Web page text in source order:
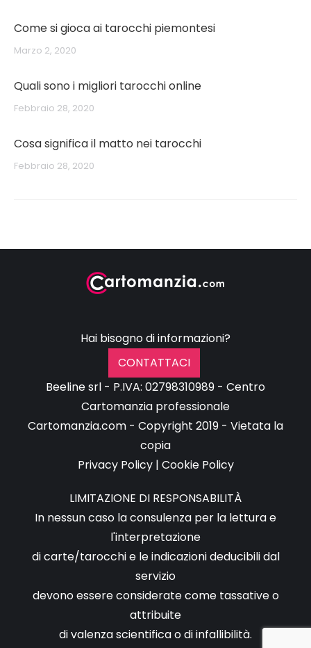
Come si gioca ai tarocchi piemontesi
Marzo 2, 2020
Quali sono i migliori tarocchi online
Febbraio 28, 2020
Cosa significa il matto nei tarocchi
Febbraio 28, 2020
Hai bisogno di informazioni?
CONTATTACI
Beeline srl - P.IVA: 02798310989 - Centro
Cartomanzia professionale
Cartomanzia.com - Copyright 2019 - Vietata la
copia
Privacy Policy| Cookie Policy
LIMITAZIONE DI RESPONSABILITÀ
In nessun caso la consulenza per la lettura e
l'interpretazione
di carte/tarocchi e le indicazioni deducibili dal
servizio
devono essere considerate come tassative o
attribuite
di valenza scientifica o di infallibilità.